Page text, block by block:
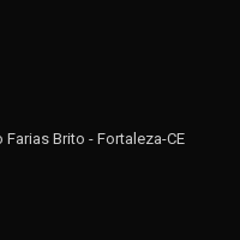
Farias Brito - Fortaleza-CE